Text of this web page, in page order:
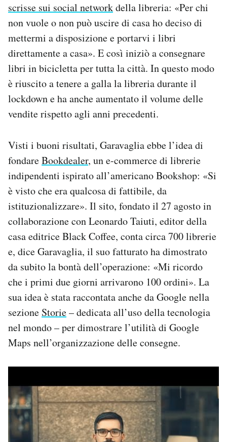
scrisse sui social networkdella libreria: «Per chi
non vuole o non può uscire di casa ho deciso di
mettermi a disposizione e portarvi i libri
direttamente a casa». E così iniziò a consegnare
libri in bicicletta per tutta la città. In questo modo
è riuscito a tenere a galla la libreria durante il
lockdown e ha anche aumentato il volume delle
vendite rispetto agli anni precedenti.
Visti i buoni risultati, Garavaglia ebbe l’idea di
fondareBookdealer, un e-commerce di librerie
indipendenti ispirato all’americano Bookshop: «Si
è visto che era qualcosa di fattibile, da
istituzionalizzare». Il sito, fondato il 27 agosto in
collaborazione con Leonardo Taiuti, editor della
casa editrice Black Coffee, conta circa 700 librerie
e, dice Garavaglia, il suo fatturato ha dimostrato
da subito la bontà dell’operazione: «Mi ricordo
che i primi due giorni arrivarono 100 ordini». La
sua idea è stata raccontata anche da Google nella
sezione Storie– dedicata all’uso della tecnologia
nel mondo – per dimostrare l’utilità di Google
Maps nell’organizzazione delle consegne.